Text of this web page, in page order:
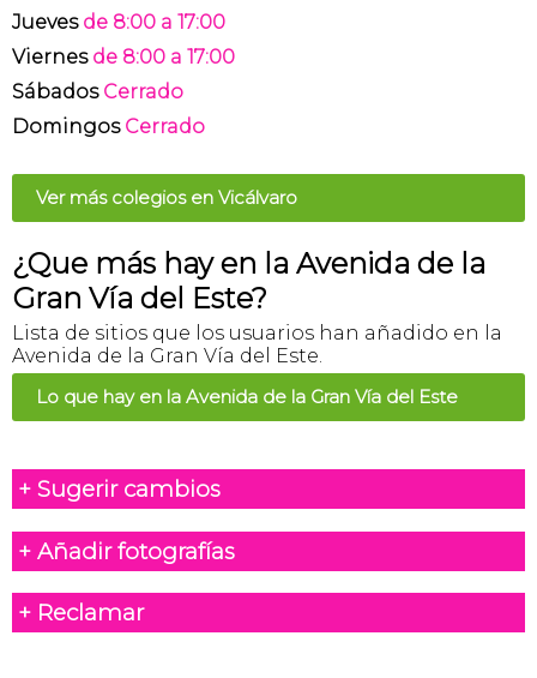
Jueves de 8:00 a 17:00
Viernes de 8:00 a 17:00
Sábados Cerrado
Domingos Cerrado
Ver más colegios en Vicálvaro
¿Que más hay en la Avenida de la
Gran Vía del Este?
Lista de sitios que los usuarios han añadido en la
Avenida de la Gran Vía del Este.
Lo que hay en la Avenida de la Gran Vía del Este
+ Sugerir cambios
+ Añadir fotografías
+ Reclamar